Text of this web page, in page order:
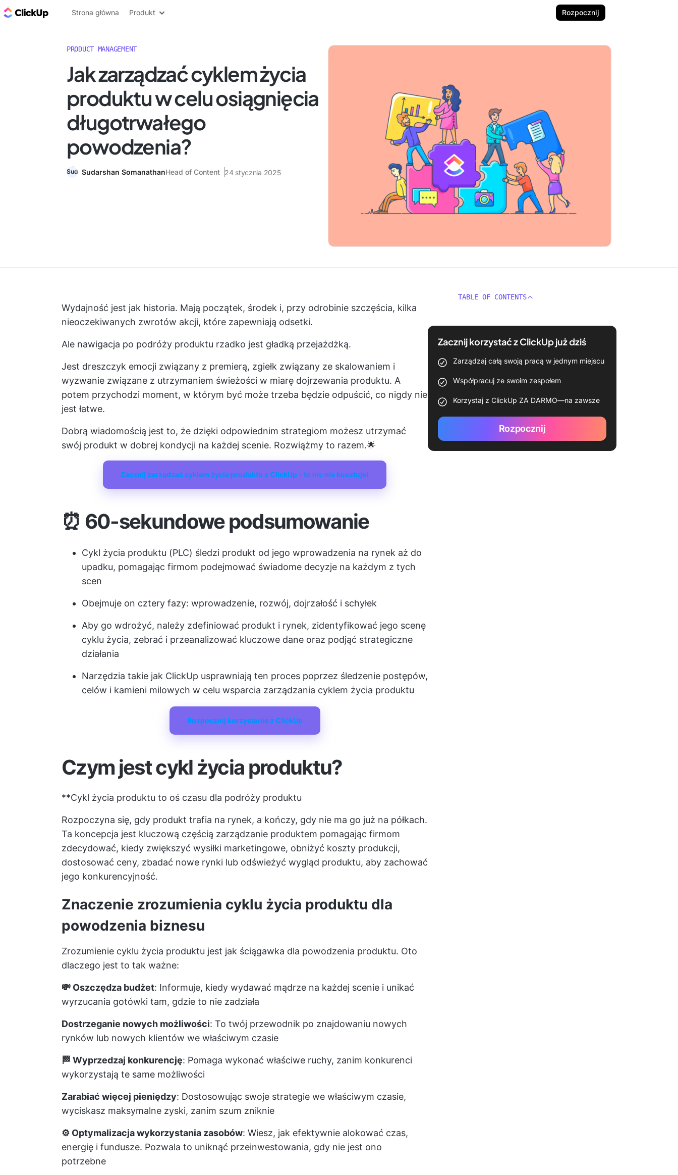
ClickUp Blog
Strona główna Produkt Rozpocznij
PRODUCT MANAGEMENT
Jak zarządzać cyklem życia
produktu w celu osiągnięcia
długotrwałego
powodzenia?
Sudarshan SomanathanHead of Content 24 stycznia 2025
Wydajność jest jak historia. Mają początek, środek i, przy odrobinie szczęścia, kilka
nieoczekiwanych zwrotów akcji, które zapewniają odsetki.
Ale nawigacja po podróży produktu rzadko jest gładką przejażdżką.
Jest dreszczyk emocji związany z premierą, zgiełk związany ze skalowaniem i
wyzwanie związane z utrzymaniem świeżości w miarę dojrzewania produktu. A
potem przychodzi moment, w którym być może trzeba będzie odpuścić, co nigdy nie
jest łatwe.
Dobrą wiadomością jest to, że dzięki odpowiednim strategiom możesz utrzymać
swój produkt w dobrej kondycji na każdej scenie. Rozwiążmy to razem.🌟
Zacznij zarządzać cyklem życia produktu z ClickUp - to nic nie kosztuje!
⏰ 60-sekundowe podsumowanie
Cykl życia produktu (PLC) śledzi produkt od jego wprowadzenia na rynek aż do
upadku, pomagając firmom podejmować świadome decyzje na każdym z tych
scen
Obejmuje on cztery fazy: wprowadzenie, rozwój, dojrzałość i schyłek
Aby go wdrożyć, należy zdefiniować produkt i rynek, zidentyfikować jego scenę
cyklu życia, zebrać i przeanalizować kluczowe dane oraz podjąć strategiczne
działania
Narzędzia takie jak ClickUp usprawniają ten proces poprzez śledzenie postępów,
celów i kamieni milowych w celu wsparcia zarządzania cyklem życia produktu
Rozpocznij korzystanie z ClickUp
Czym jest cykl życia produktu?
**Cykl życia produktu to oś czasu dla podróży produktu
Rozpoczyna się, gdy produkt trafia na rynek, a kończy, gdy nie ma go już na półkach.
Ta koncepcja jest kluczową częścią zarządzanie produktem pomagając firmom
zdecydować, kiedy zwiększyć wysiłki marketingowe, obniżyć koszty produkcji,
dostosować ceny, zbadać nowe rynki lub odświeżyć wygląd produktu, aby zachować
jego konkurencyjność.
Znaczenie zrozumienia cyklu życia produktu dla
powodzenia biznesu
Zrozumienie cyklu życia produktu jest jak ściągawka dla powodzenia produktu. Oto
dlaczego jest to tak ważne:
💸 Oszczędza budżet: Informuje, kiedy wydawać mądrze na każdej scenie i unikać
wyrzucania gotówki tam, gdzie to nie zadziała
Dostrzeganie nowych możliwości: To twój przewodnik po znajdowaniu nowych
rynków lub nowych klientów we właściwym czasie
🏁 Wyprzedzaj konkurencję: Pomaga wykonać właściwe ruchy, zanim konkurenci
wykorzystają te same możliwości
Zarabiać więcej pieniędzy: Dostosowując swoje strategie we właściwym czasie,
wyciskasz maksymalne zyski, zanim szum zniknie
⚙️ Optymalizacja wykorzystania zasobów: Wiesz, jak efektywnie alokować czas,
energię i fundusze. Pozwala to uniknąć przeinwestowania, gdy nie jest ono
potrzebne
TABLE OF CONTENTS
Zacznij korzystać z ClickUp już dziś
Zarządzaj całą swoją pracą w jednym miejscu
Współpracuj ze swoim zespołem
Korzystaj z ClickUp ZA DARMO—na zawsze
Rozpocznij